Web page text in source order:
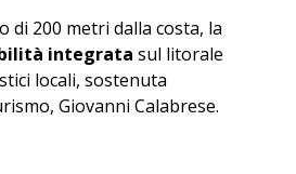
di 200 metri dalla costa, la
integrata sul litorale
locali, sostenuta
Giovanni Calabrese.